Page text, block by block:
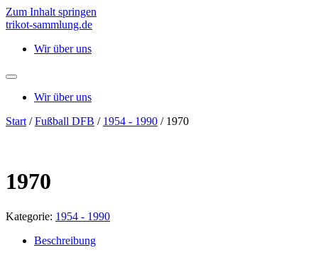
Zum Inhalt springen
trikot-sammlung.de
Wir über uns
Wir über uns
Start /Fußball DFB / 1954 - 1990 / 1970
1970
Kategorie: 1954 - 1990
Beschreibung